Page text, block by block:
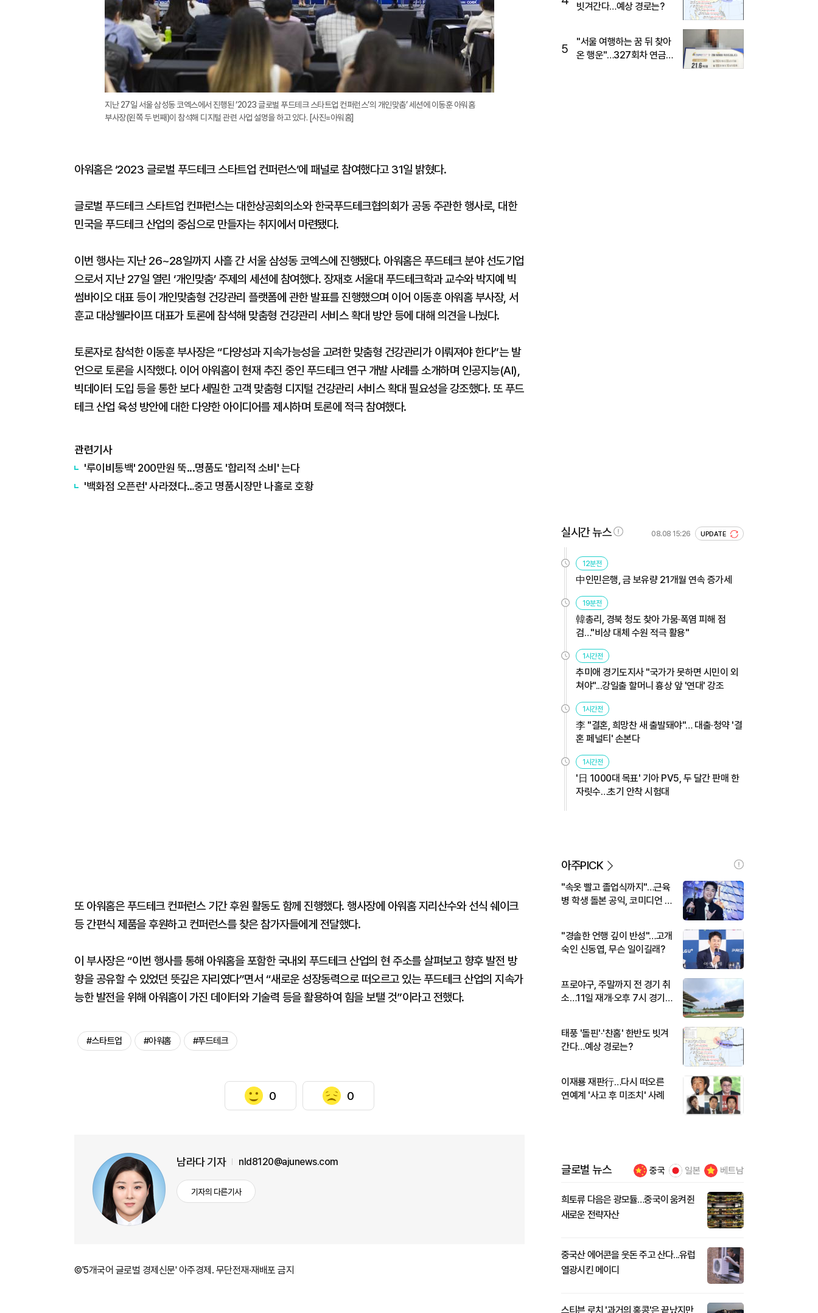
지난 27일 서울 삼성동 코엑스에서 진행된 ‘2023 글로벌 푸드테크 스타트업 컨퍼런스’의 개인맞춤’ 세션에 이동훈 아워홈
부사장(왼쪽 두 번째)이 참석해 디지털 관련 사업 설명을 하고 있다. [사진=아워홈]
아워홈은 ‘2023 글로벌 푸드테크 스타트업 컨퍼런스’에 패널로 참여했다고 31일 밝혔다.
글로벌 푸드테크 스타트업 컨퍼런스는 대한상공회의소와 한국푸드테크협의회가 공동 주관한 행사로, 대한
민국을 푸드테크 산업의 중심으로 만들자는 취지에서 마련됐다.
이번 행사는 지난 26~28일까지 사흘 간 서울 삼성동 코엑스에 진행됐다. 아워홈은 푸드테크 분야 선도기업
으로서 지난 27일 열린 ‘개인맞춤’ 주제의 세션에 참여했다. 장재호 서울대 푸드테크학과 교수와 박지예 빅
썸바이오 대표 등이 개인맞춤형 건강관리 플랫폼에 관한 발표를 진행했으며 이어 이동훈 아워홈 부사장, 서
훈교 대상웰라이프 대표가 토론에 참석해 맞춤형 건강관리 서비스 확대 방안 등에 대해 의견을 나눴다.
토론자로 참석한 이동훈 부사장은 “다양성과 지속가능성을 고려한 맞춤형 건강관리가 이뤄져야 한다”는 발
언으로 토론을 시작했다. 이어 아워홈이 현재 추진 중인 푸드테크 연구 개발 사례를 소개하며 인공지능(AI),
빅데이터 도입 등을 통한 보다 세밀한 고객 맞춤형 디지털 건강관리 서비스 확대 필요성을 강조했다. 또 푸드
테크 산업 육성 방안에 대한 다양한 아이디어를 제시하며 토론에 적극 참여했다.
관련기사
'루이비통백' 200만원 뚝...명품도 '합리적 소비' 는다
'백화점 오픈런' 사라졌다…중고 명품시장만 나홀로 호황
또 아워홈은 푸드테크 컨퍼런스 기간 후원 활동도 함께 진행했다. 행사장에 아워홈 지리산수와 선식 쉐이크
등 간편식 제품을 후원하고 컨퍼런스를 찾은 참가자들에게 전달했다.
이 부사장은 “이번 행사를 통해 아워홈을 포함한 국내외 푸드테크 산업의 현 주소를 살펴보고 향후 발전 방
향을 공유할 수 있었던 뜻깊은 자리였다”면서 “새로운 성장동력으로 떠오르고 있는 푸드테크 산업의 지속가
능한 발전을 위해 아워홈이 가진 데이터와 기술력 등을 활용하여 힘을 보탤 것”이라고 전했다.
#스타트업 #아워홈 #푸드테크
0 0
남라다 기자 nld8120@ajunews.com
기자의 다른기사
©'5개국어 글로벌 경제신문' 아주경제. 무단전재·재배포 금지
빗겨간다…예상 경로는?
5
"서울 여행하는 꿈 뒤 찾아
온 행운"…327회차 연금
실시간 뉴스 08.08 15:26 UPDATE
12분전
中인민은행, 금 보유량 21개월 연속 증가세
19분전
韓총리, 경북 청도 찾아 가뭄·폭염 피해 점
검…"비상 대체 수원 적극 활용"
1시간전
추미애 경기도지사 "국가가 못하면 시민이 외
쳐야"...강일출 할머니 흉상 앞 '연대' 강조
1시간전
李 "결혼, 희망찬 새 출발돼야"… 대출·청약 '결
혼 페널티' 손본다
1시간전
'日 1000대 목표' 기아 PV5, 두 달간 판매 한
자릿수…초기 안착 시험대
아주PICK
"속옷 빨고 졸업식까지"…근육
병 학생 돌본 공익, 코미디언 김
"경솔한 언행 깊이 반성"…고개
숙인 신동엽, 무슨 일이길래?
프로야구, 주말까지 전 경기 취
소…11일 재개·오후 7시 경기
태풍 '돌핀'·'찬홈' 한반도 빗겨
간다…예상 경로는?
이재룡 재판行…다시 떠오른
연예계 '사고 후 미조치' 사례
글로벌 뉴스 중국 일본 베트남
희토류 다음은 광모듈…중국이 움켜쥔
새로운 전략자산
중국산 에어콘을 웃돈 주고 산다...유럽
열광시킨 메이디
스티븐 로치 '과거의 홍콩'은 끝났지만